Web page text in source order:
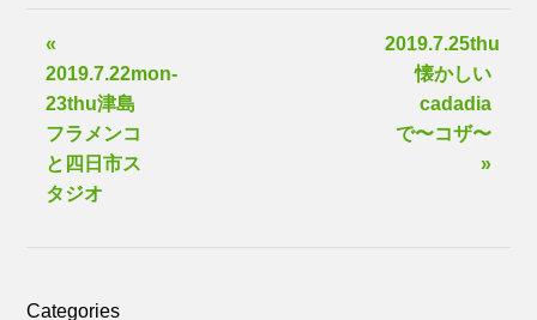
«
2019.7.22mon-
23thu津島
フラメンコ
と四日市ス
タジオ
2019.7.25thu
懐かしい
cadadia
で〜コザ〜
»
Categories